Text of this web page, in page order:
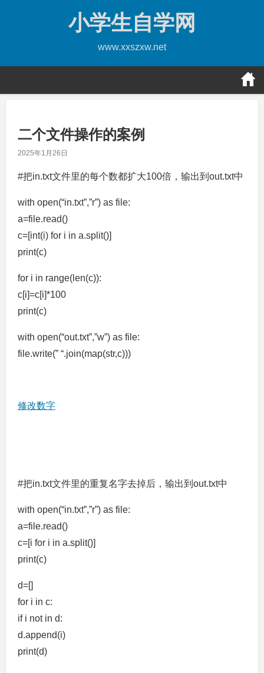
小学生自学网
www.xxszxw.net
二个文件操作的案例
2025年1月26日
#把in.txt文件里的每个数都扩大100倍，输出到out.txt中
with open(“in.txt”,”r”) as file:
a=file.read()
c=[int(i) for i in a.split()]
print(c)
for i in range(len(c)):
c[i]=c[i]*100
print(c)
with open(“out.txt”,”w”) as file:
file.write(” “.join(map(str,c)))
修改数字
#把in.txt文件里的重复名字去掉后，输出到out.txt中
with open(“in.txt”,”r”) as file:
a=file.read()
c=[i for i in a.split()]
print(c)
d=[]
for i in c:
if i not in d:
d.append(i)
print(d)